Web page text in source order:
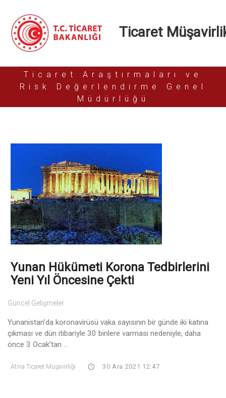
Ticaret
Ticaret Araştırmaları ve
Risk Değerlendirme Genel
Müdürlüğü
Yunan Hükümeti Korona Tedbirlerini
Yeni Yıl Öncesine Çekti
Güncel Gelişmeler
Yunanistan’da koronavirüsü vaka sayısının bir günde iki katına
çıkması ve dün itibariyle 30 binlere varması nedeniyle, daha
önce 3 Ocak’tan ...
Atina Ticaret Müşavirliği 30 Ara 2021 12:47